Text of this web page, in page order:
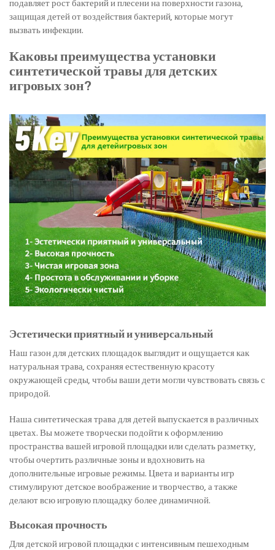
подавляет рост бактерий и плесени на поверхности газона,
защищая детей от воздействия бактерий, которые могут
вызвать инфекции.
Каковы преимущества установки
синтетической травы для детских
игровых зон?
Эстетически приятный и универсальный
Наш газон для детских площадок выглядит и ощущается как
натуральная трава, сохраняя естественную красоту
окружающей среды, чтобы ваши дети могли чувствовать связь с
природой.
Наша синтетическая трава для детей выпускается в различных
цветах. Вы можете творчески подойти к оформлению
пространства вашей игровой площадки или сделать разметку,
чтобы очертить различные зоны и вдохновить на
дополнительные игровые режимы. Цвета и варианты игр
стимулируют детское воображение и творчество, а также
делают всю игровую площадку более динамичной.
Высокая прочность
Для детской игровой площадки с интенсивным пешеходным